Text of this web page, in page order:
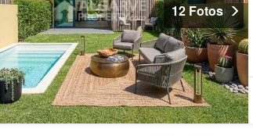
12 Fotos